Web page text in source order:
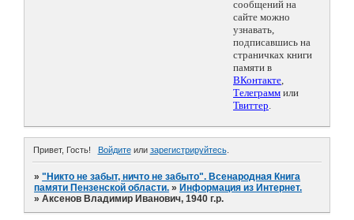
сообщений на
сайте можно
узнавать,
подписавшись на
страничках книги
памяти в
ВКонтакте,
Телеграмм или
Твиттер.
Привет, Гость! Войдитеили зарегистрируйтесь.
»"Никто не забыт, ничто не забыто". Всенародная Книга
памяти Пензенской области. » Информация из Интернет.
»Аксенов Владимир Иванович, 1940 г.р.